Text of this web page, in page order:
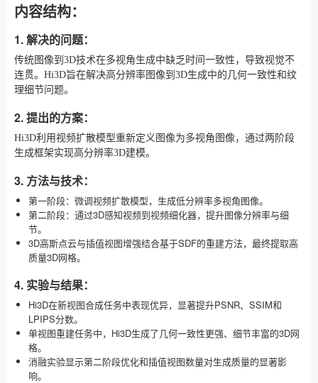
内容结构：
1. 解决的问题：
传统图像到3D技术在多视角生成中缺乏时间一致性，导致视觉不
连贯。Hi3D旨在解决高分辨率图像到3D生成中的几何一致性和纹
理细节问题。
2. 提出的方案：
Hi3D利用视频扩散模型重新定义图像为多视角图像，通过两阶段
生成框架实现高分辨率3D建模。
3. 方法与技术：
第一阶段：微调视频扩散模型，生成低分辨率多视角图像。
第二阶段：通过3D感知视频到视频细化器，提升图像分辨率与细
节。
3D高斯点云与插值视图增强结合基于SDF的重建方法，最终提取高
质量3D网格。
4. 实验与结果：
Hi3D在新视图合成任务中表现优异，显著提升PSNR、SSIM和
LPIPS分数。
单视图重建任务中，Hi3D生成了几何一致性更强、细节丰富的3D网
格。
消融实验显示第二阶段优化和插值视图数量对生成质量的显著影
响。